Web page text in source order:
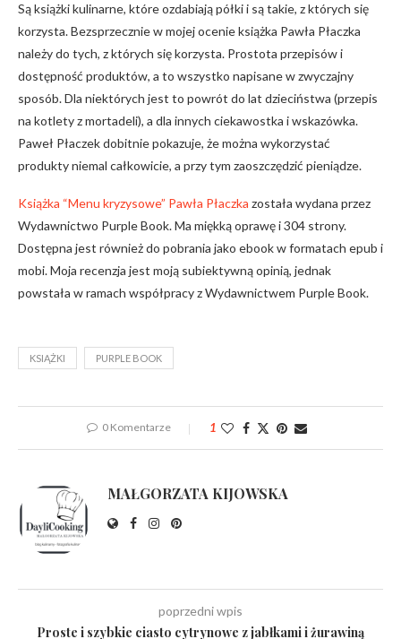
Są książki kulinarne, które ozdabiają półki i są takie, z których się
korzysta. Bezsprzecznie w mojej ocenie książka Pawła Płaczka
należy do tych, z których się korzysta. Prostota przepisów i
dostępność produktów, a to wszystko napisane w zwyczajny
sposób. Dla niektórych jest to powrót do lat dzieciństwa (przepis
na kotlety z mortadeli), a dla innych ciekawostka i wskazówka.
Paweł Płaczek dobitnie pokazuje, że można wykorzystać
produkty niemal całkowicie, a przy tym zaoszczędzić pieniądze.
Książka “Menu kryzysowe” Pawła Płaczka została wydana przez
Wydawnictwo Purple Book. Ma miękką oprawę i 304 strony.
Dostępna jest również do pobrania jako ebook w formatach epub i
mobi. Moja recenzja jest moją subiektywną opinią, jednak
powstała w ramach współpracy z Wydawnictwem Purple Book.
KSIĄŻKI PURPLE BOOK
0 Komentarze 1
MAŁGORZATA KIJOWSKA
poprzedni wpis
Proste i szybkie ciasto cytrynowe z jabłkami i żurawiną